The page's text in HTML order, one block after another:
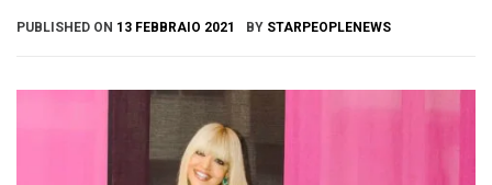
PUBLISHED ON 13 FEBBRAIO 2021 BY STARPEOPLENEWS